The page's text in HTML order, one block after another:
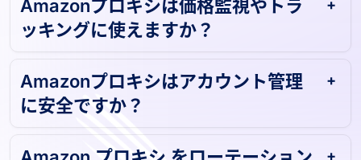
Amazonプロキシは価格監視やトラ
ッキングに使えますか？
Amazonプロキシはアカウント管理
に安全ですか？